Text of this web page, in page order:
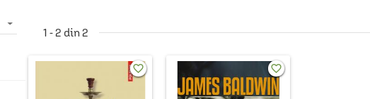
1 - 2 din 2
favorite_border favorite_border